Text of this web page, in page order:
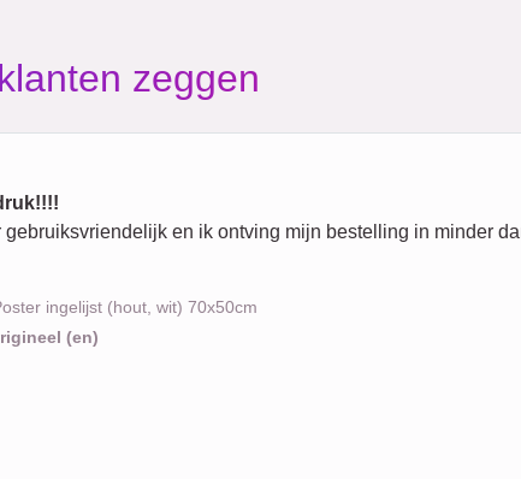
zeggen
gebruiksvriendelijk en ik ontving mijn bestelling in minder
ingelijst (hout, wit) 70x50cm
(en)